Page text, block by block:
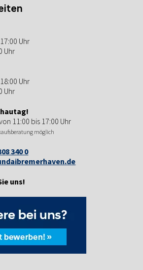
Uhr
Uhr
Uhr
Uhr
11:00 bis 17:00 Uhr
möglich
340 0
uns!